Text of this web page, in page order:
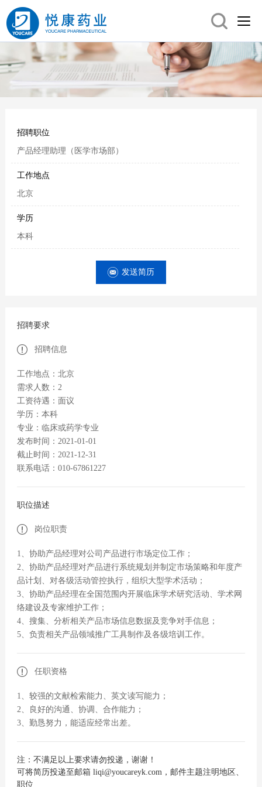
招聘职位
产品经理助理（医学市场部）
工作地点
北京
学历
本科
发送简历
招聘要求
招聘信息
工作地点：北京
需求人数：2
工资待遇：面议
学历：本科
专业：临床或药学专业
发布时间：2021-01-01
截止时间：2021-12-31
联系电话：010-67861227
职位描述
岗位职责
1、协助产品经理对公司产品进行市场定位工作；
2、协助产品经理对产品进行系统规划并制定市场策略和年度产
品计划、对各级活动管控执行，组织大型学术活动；
3、协助产品经理在全国范围内开展临床学术研究活动、学术网
络建设及专家维护工作；
4、搜集、分析相关产品市场信息数据及竞争对手信息；
5、负责相关产品领域推广工具制作及各级培训工作。
任职资格
1、较强的文献检索能力、英文读写能力；
2、良好的沟通、协调、合作能力；
3、勤恳努力，能适应经常出差。
注：不满足以上要求请勿投递，谢谢！
可将简历投递至邮箱 liqi@youcareyk.com，邮件主题注明地区、
职位